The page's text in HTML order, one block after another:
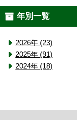
年別一覧
2026年 (23)
2025年 (91)
2024年 (18)